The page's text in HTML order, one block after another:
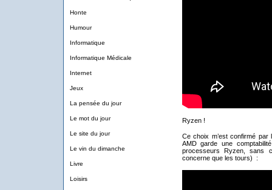
Honte
Humour
Informatique
Informatique Médicale
Internet
Jeux
La pensée du jour
Le mot du jour
Le site du jour
Le vin du dimanche
Livre
Loisirs
Ryzen !
Ce choix m’est confirmé
AMD garde une
processeurs Ryzen, sans
concerne que les tours) :